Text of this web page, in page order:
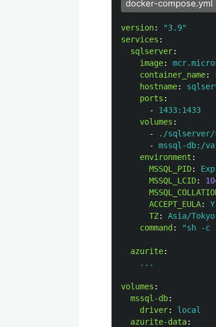
docker-compose.yml
version: "3.9"
services :
sqlserver:
image:
container_name:
hostname:
ports :
-
1433:1433
volumes :
-
./
-
mssql-db:/
environment :
MSSQL_PID:
MSSQL_LCID:
ACCEPT_EULA:
Y
TZ:
Asia/Tokyo
command : "sh -c
azurite:
...
volumes :
mssql-db:
driver:
local
azurite-data: